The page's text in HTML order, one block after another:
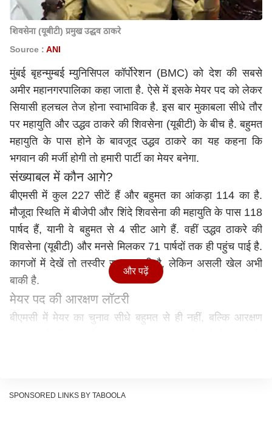
शिवसेना (यूबीटी) प्रमुख उद्धव ठाकरे
Source : ANI
मुंबई बृहन्मुम्बई म्युनिसिपल कॉर्पोरेशन (BMC) को देश की सबसे
अमीर महानगरपालिका कहा जाता है. ऐसे में इसके मेयर पद को लेकर
सियासी हलचल तेज होना स्वाभाविक है. इस बार मुकाबला सीधे तौर
पर महायुति और उद्धव ठाकरे की शिवसेना (यूबीटी) के बीच है. बहुमत
महायुति के पास होने के बावजूद उद्धव ठाकरे का यह कहना कि
भगवान की मर्जी होगी तो हमारी पार्टी का मेयर बनेगा.
संख्याबल में कौन आगे?
बीएमसी में कुल 227 सीटें हैं और बहुमत का आंकड़ा 114 का है.
मौजूदा स्थिति में बीजेपी और शिंदे शिवसेना की महायुति के पास 118
पार्षद हैं, यानी वे बहुमत से 4 सीट आगे हैं. वहीं उद्धव ठाकरे की
शिवसेना (यूबीटी) और मनसे मिलकर 71 पार्षदों तक ही पहुंच पाई है.
कागजों में देखें तो तस्वीर साफ लगती है, लेकिन असली खेल अभी
बाकी है.
मेयर पद की आरक्षण लॉटरी
बीएमसी में मेयर का चुनाव सीधे बहुमत से ही नहीं, बल्कि आरक्षण
और पढ़ें
SPONSORED LINKS BY TABOOLA